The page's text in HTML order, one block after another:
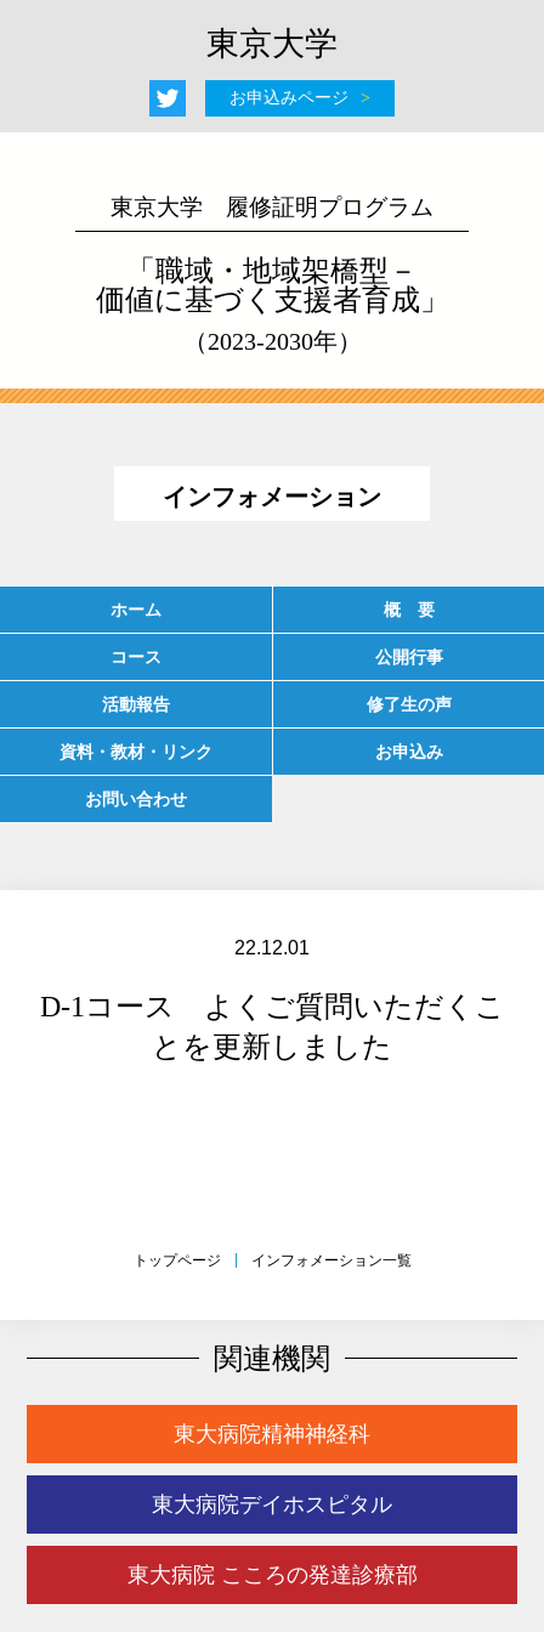
東京大学
お申込みページ
東京大学 履修証明プログラム
「職域・地域架橋型－
価値に基づく支援者育成」
（2023-2030年）
インフォメーション
ホーム 概 要
コース 公開行事
活動報告 修了生の声
資料・教材・リンク お申込み
お問い合わせ
22.12.01
D-1コース よくご質問いただくこ
とを更新しました
トップページ インフォメーション一覧
関連機関
東大病院精神神経科
東大病院デイホスピタル
東大病院 こころの発達診療部